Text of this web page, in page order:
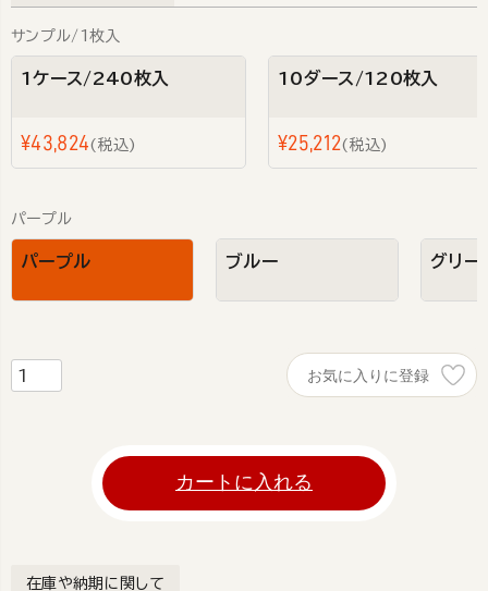
サンプル/1枚入
1ケース/240枚入
¥43,824 税込
10ダース/120枚入
¥25,212 税込
パープル
パープル ブルー グリー
お気に入りに登録
カートに入れる
在庫や納期に関して